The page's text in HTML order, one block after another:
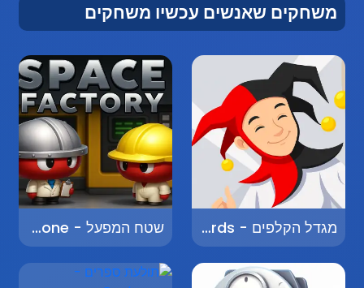
משחקים שאנשים עכשיו משחקים
מגדל הקלפים - Tower of Cards שטח המפעל - Factory Zone